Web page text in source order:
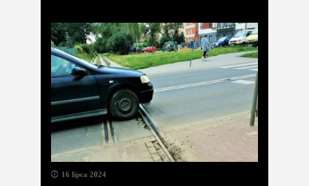
16 lipca 2024